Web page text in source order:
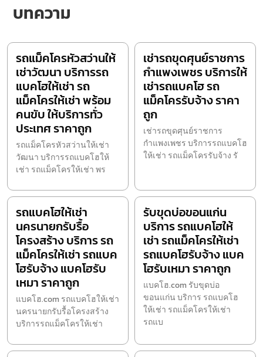
บทความ
รถแม็คโครหัวสว่านให้
เช่าวัฒนา บริการรถ
แบคโฮให้เช่า รถ
แม็คโครให้เช่า พร้อม
คนขับ ให้บริการทั่ว
ประเทศ ราคาถูก
รถแม็คโครหัวสว่านให้เช่า
วัฒนา บริการรถแบคโฮให้
เช่า รถแม็คโครให้เช่า พร
เช่ารถขุดศุนย์ราชการ
กำแพงเพชร บริการให้
เช่ารถแบคโฮ รถ
แม็คโครรับจ้าง ราคา
ถูก
เช่ารถขุดศุนย์ราชการ
กำแพงเพชร บริการรถแบคโฮ
ให้เช่า รถแม็คโครรับจ้าง รั
รถแบคโฮให้เช่า
นครนายกรับรื้อ
โครงสร้าง บริการ รถ
แม็คโครให้เช่า รถแบค
โฮรับจ้าง แบคโฮรับ
เหมา ราคาถูก
แบคโฮ.com รถแบคโฮให้เช่า
นครนายกรับรื้อโครงสร้าง
บริการรถแม็คโครให้เช่า
รับขุดบ่อขอนแก่น
บริการ รถแบคโฮให้
เช่า รถแม็คโครให้เช่า
รถแบคโฮรับจ้าง แบค
โฮรับเหมา ราคาถูก
แบคโฮ.com รับขุดบ่อ
ขอนแก่น บริการ รถแบคโฮ
ให้เช่า รถแม็คโครให้เช่า
รถแบ